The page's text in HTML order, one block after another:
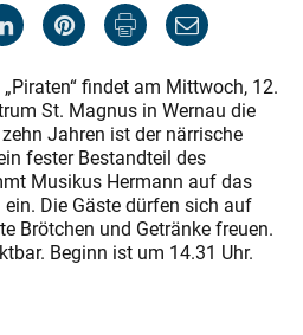
findet am Mittwoch, 12.
St. Magnus in Wernau die
Jahren ist der närrische
fester Bestandteil des
Musikus Hermann auf das
Die Gäste dürfen sich auf
Brötchen und Getränke freuen.
Beginn ist um 14.31 Uhr.